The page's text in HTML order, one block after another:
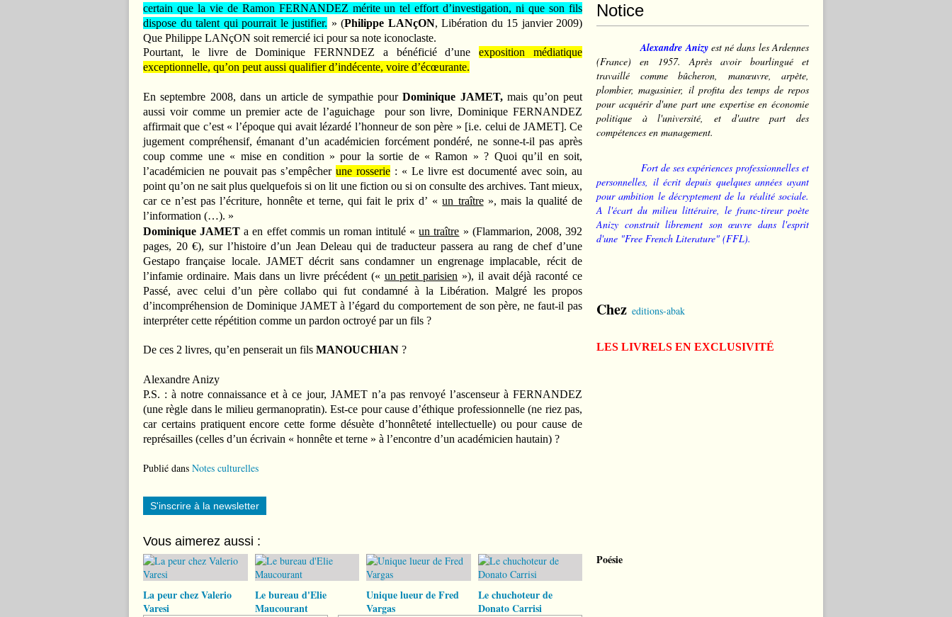
certain que la vie de Ramon FERNANDEZ mérite un tel effort d’investigation, ni que son fils
dispose du talent qui pourrait le justifier. » (Philippe LANçON, Libération du 15 janvier 2009)
Que Philippe LANçON soit remercié ici pour sa note iconoclaste.
Pourtant, le livre de Dominique FERNNDEZ a bénéficié d’uneexposition médiatique
exceptionnelle, qu’on peut aussi qualifier d’indécente, voire d’écœurante.
En septembre 2008, dans un article de sympathie pourDominique JAMET,mais qu’on peut
aussi voir comme un premier acte de l’aguichage
pour son livre, Dominique FERNANDEZ
affirmait que c’est « l’époque qui avait lézardé l’honneur de son père » [i.e. celui de JAMET]. Ce
jugement compréhensif, émanant d’un académicien forcément pondéré, ne sonne-t-il pas après
coup comme une « mise en condition » pour la sortie de « Ramon » ? Quoi qu’il en soit,
l’académicien ne pouvait pas s’empêcher une rosserie : « Le livre est documenté avec soin, au
point qu’on ne sait plus quelquefois si on lit une fiction ou si on consulte des archives. Tant mieux,
car ce n’est pas l’écriture, honnête et terne, qui fait le prix d’ «un traître», mais la qualité de
l’information (…). »
Dominique JAMET a en effet commis un roman intitulé «un traître » (Flammarion, 2008, 392
pages, 20 €), sur l’histoire d’un Jean Deleau qui de traducteur passera au rang de chef d’une
Gestapo française locale. JAMET décrit sans condamner un engrenage implacable, récit de
l’infamie ordinaire. Mais dans un livre précédent (« un petit parisien »), il avait déjà raconté ce
Passé, avec celui d’un père collabo qui fut condamné à la Libération. Malgré les propos
d’incompréhension de Dominique JAMET à l’égard du comportement de son père, ne faut-il pas
interpréter cette répétition comme un pardon octroyé par un fils ?
De ces 2 livres, qu’en penserait un fils MANOUCHIAN ?
Alexandre Anizy
P.S. : à notre connaissance et à ce jour, JAMET n’a pas renvoyé l’ascenseur à FERNANDEZ
(une règle dans le milieu germanopratin). Est-ce pour cause d’éthique professionnelle (ne riez pas,
car certains pratiquent encore cette forme désuète d’honnêteté intellectuelle) ou pour cause de
représailles (celles d’un écrivain « honnête et terne » à l’encontre d’un académicien hautain) ?
Publié dans Notes culturelles
S'inscrire à la newsletter
Vous aimerez aussi :
La peur chez Valerio
Varesi
Le bureau d'Elie
Maucourant
Unique lueur de Fred
Vargas
Le chuchoteur de
Donato Carrisi
Notice
Alexandre Anizy est né dans les Ardennes
(France) en 1957. Après avoir bourlingué et
travaillé comme bûcheron, manœuvre, arpète,
plombier, magasinier, il profita des temps de repos
pour acquérir d'une part une expertise en économie
politique à l'université, et d'autre part des
compétences en management.
Fort de ses expériences professionnelles et
personnelles, il écrit depuis quelques années ayant
pour ambition le décryptement de la réalité sociale.
A l'écart du milieu littéraire, le franc-tireur poète
Anizy construit librement son œuvre dans l'esprit
d'une "Free French Literature" (FFL).
Chez editions-abak
LES LIVRELS EN EXCLUSIVITÉ
Poésie